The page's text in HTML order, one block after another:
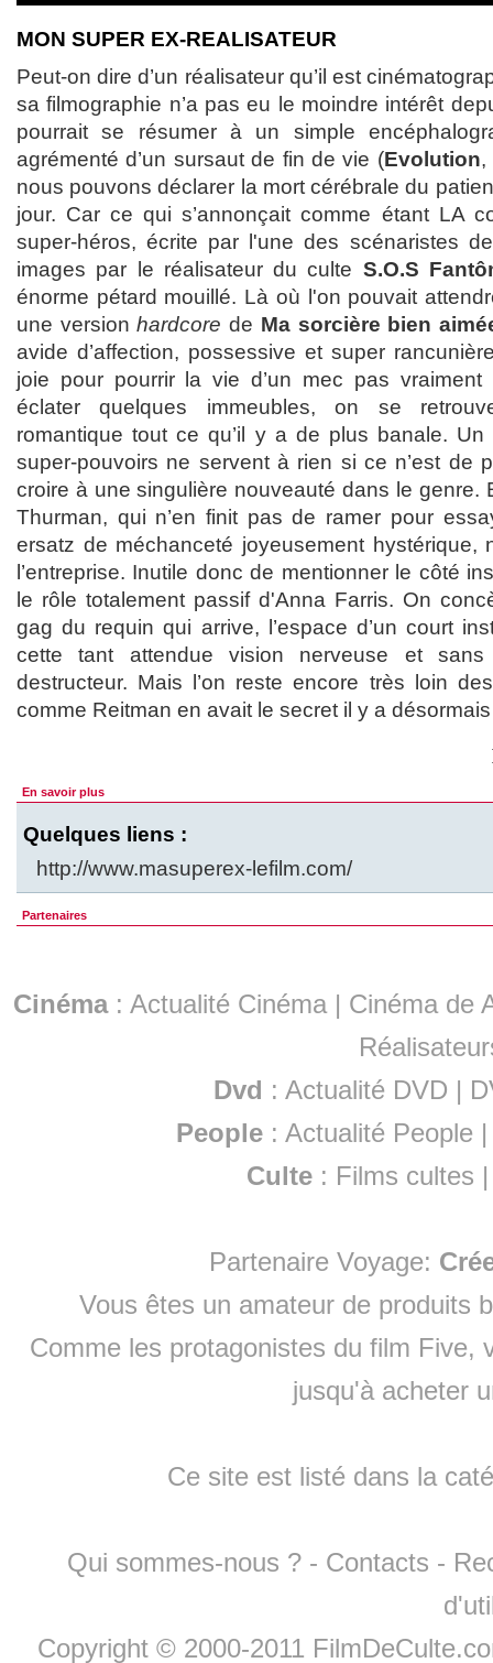
MON SUPER EX-REALISATEUR
Peut-on dire d’un réalisateur qu’il est
sa filmographie n’a pas eu le moindre intérêt
pourrait se résumer à un simple
agrémenté d’un sursaut de fin de vie (Evolution,
nous pouvons déclarer la mort cérébrale du
jour. Car ce qui s’annonçait comme étant LA
super-héros, écrite par l'une des scénaristes
images par le réalisateur du culte S.O.S
énorme pétard mouillé. Là où l'on pouvait
une versionhardcore de Ma sorcière bien
avide d’affection, possessive et super
joie pour pourrir la vie d’un mec pas
éclater quelques immeubles, on se
romantique tout ce qu’il y a de plus banale.
super-pouvoirs ne servent à rien si ce n’est de
croire à une singulière nouveauté dans le genre.
Thurman, qui n’en finit pas de ramer pour
ersatz de méchanceté joyeusement hystérique,
l’entreprise. Inutile donc de mentionner le côté
le rôle totalement passif d'Anna Farris. On
gag du requin qui arrive, l’espace d’un court
cette tant attendue vision nerveuse et sans
destructeur. Mais l’on reste encore très loin
comme Reitman en avait le secret il y a
En savoir plus
Quelques liens :
http://www.masuperex-lefilm.com/
Partenaires
Cinéma: Actualité Cinéma | Cinéma de
Dvd : Actualité DVD |
People :Actualité People
Culte : Films cultes
Partenaire Voyage:
Vous êtes un amateur de produits
Comme les protagonistes du film Five,
jusqu'à acheter
Ce site est listé dans la
Qui sommes-nous ? - Contacts -
Copyright © 2000-2011